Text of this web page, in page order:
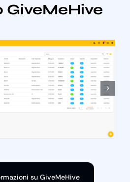
GiveMeHive
su GiveMeHive